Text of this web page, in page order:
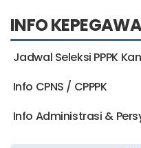
INFO
Jadwal Seleksi PPPK
Info CPNS / CPPPK
Info Administrasi &